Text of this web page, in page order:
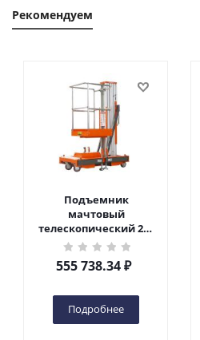
Рекомендуем
Подъемник
мачтовый
телескопический 200
кг 6 м TOR GTWY6-200S
DC 2-мачтовый
(автономный) (G) в
555 738.34₽
Подробнее